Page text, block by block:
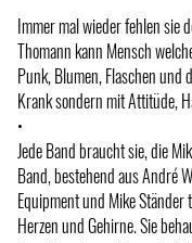
Immer mal wieder fehlen sie
Thomann kann Mensch
Punk, Blumen, Flaschen
Krank sondern mit Attitüde,
•
Jede Band braucht sie, die
Band, bestehend aus André
Equipment und Mike
Herzen und Gehirne. Sie